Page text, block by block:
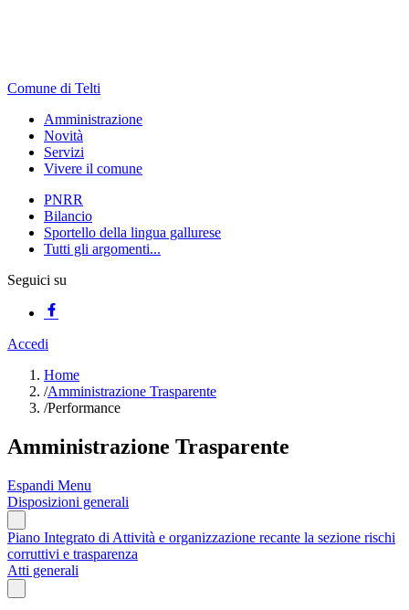
Comune di Telti
Amministrazione
Novità
Servizi
Vivere il comune
PNRR
Bilancio
Sportello della lingua gallurese
Tutti gli argomenti...
Seguici su
Accedi
Home
/Amministrazione Trasparente
/Performance
Amministrazione Trasparente
Espandi Menu
Disposizioni generali
Piano Integrato di Attività e organizzazione recante la sezione rischi
corruttivi e trasparenza
Atti generali